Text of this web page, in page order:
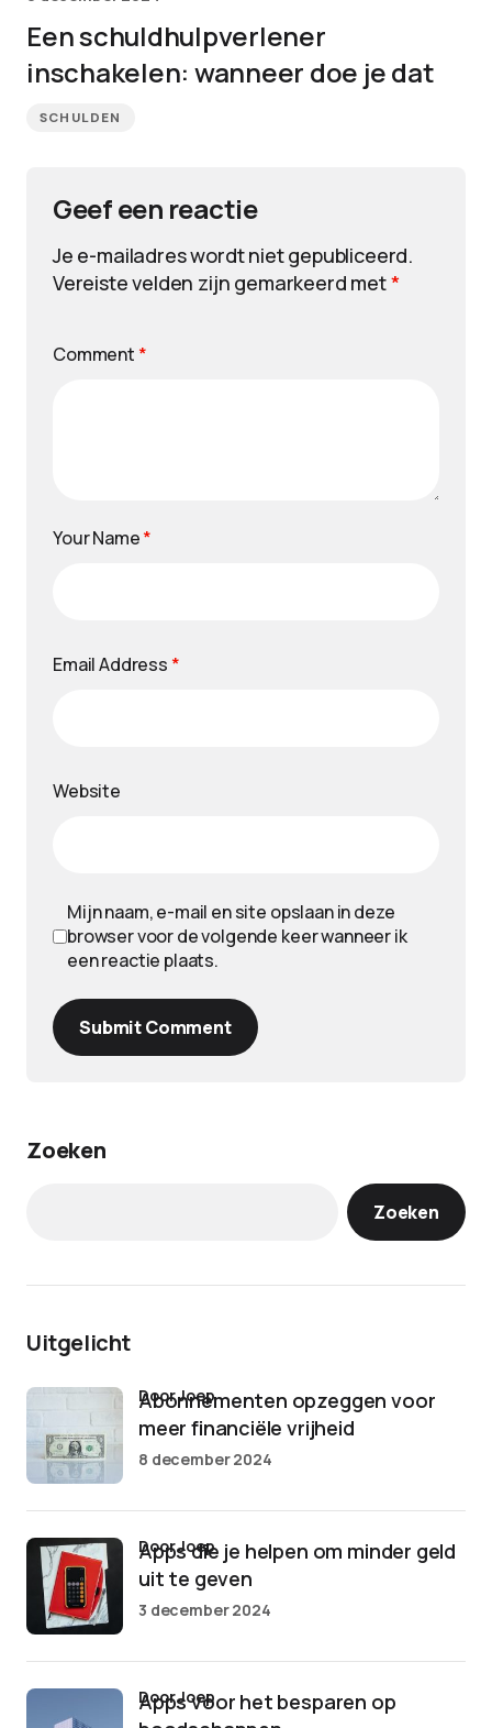
Een schuldhulpverlener
inschakelen: wanneer doe je dat
SCHULDEN
Geef een reactie
Je e-mailadres wordt niet gepubliceerd.
Vereiste velden zijn gemarkeerd met*
Comment *
Your Name*
Email Address *
Website
Mijn naam, e-mail en site opslaan in deze
browser voor de volgende keer wanneer ik
een reactie plaats.
Submit Comment
Zoeken
Zoeken
Uitgelicht
Abonnementen opzeggen voor
meer financiële vrijheid
door Joep
8 december 2024
Apps die je helpen om minder geld
uit te geven
door Joep
3 december 2024
Apps voor het besparen op
door Joep